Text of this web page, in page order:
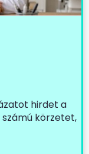
hirdet a
számú körzetet,